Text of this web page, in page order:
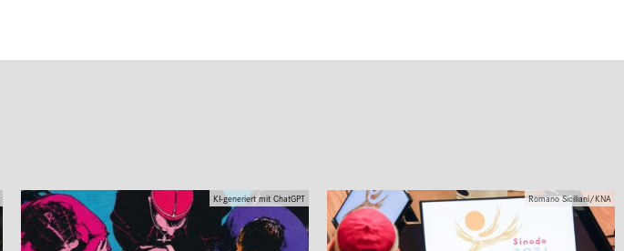
KI-generiert mit ChatGPT Romano Siciliani/KNA